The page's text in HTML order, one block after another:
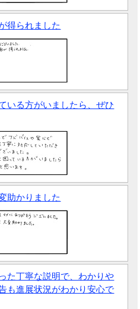
得られました
いる方がいましたら、ぜひ
助かりました
た丁寧な説明で、わかりや
も進展状況がわかり安心で